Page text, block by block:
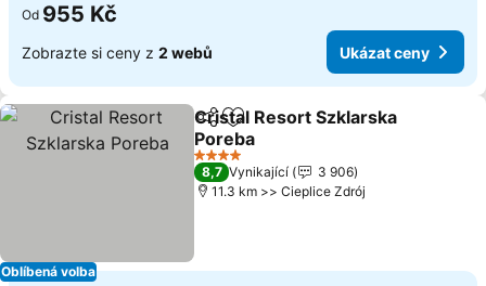
Od 955 Kč
Zobrazte si ceny z 2 webů Ukázat ceny
Oblíbená volba
SdíletPřidat na seznam oblíbených
Cristal Resort Szklarska
Poreba
Ukázat ceny
4 Počet hvězdiček
8,7 Vynikající
3 906
11.3 km >> Cieplice Zdrój